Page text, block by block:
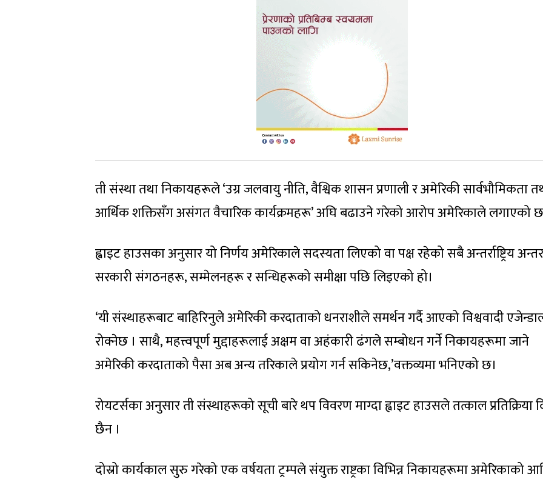
ती संस्था तथा निकायहरूले ‘उग्र जलवायु नीति, वैश्विक शासन प्रणाली र अमेरिकी सार्वभौमिकता
आर्थिक शक्तिसँग असंगत वैचारिक कार्यक्रमहरू’ अघि बढाउने गरेको आरोप अमेरिकाले लगाएको
ह्वाइट हाउसका अनुसार यो निर्णय अमेरिकाले सदस्यता लिएको वा पक्ष रहेको सबै अन्तर्राष्ट्रिय
सरकारी संगठनहरू, सम्मेलनहरू र सन्धिहरूको समीक्षा पछि लिइएको हो।
‘यी संस्थाहरूबाट बाहिरिनुले अमेरिकी करदाताको धनराशीले समर्थन गर्दै आएको विश्ववादी
रोक्नेछ । साथै, महत्त्वपूर्ण मुद्दाहरूलाई अक्षम वा अहंकारी ढंगले सम्बोधन गर्ने निकायहरूमा जाने
अमेरिकी करदाताको पैसा अब अन्य तरिकाले प्रयोग गर्न सकिनेछ,’वक्तव्यमा भनिएको छ।
रोयटर्सका अनुसार ती संस्थाहरूको सूची बारे थप विवरण माग्दा ह्वाइट हाउसले तत्काल प्रतिक्रिया
छैन ।
दोस्रो कार्यकाल सुरु गरेको एक वर्षयता ट्रम्पले संयुक्त राष्ट्रका विभिन्न निकायहरूमा अमेरिकाको